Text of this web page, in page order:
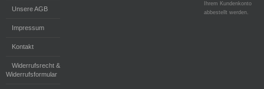
Unsere AGB
Impressum
Kontakt
Widerrufsrecht &
Widerrufsformular
Ihrem Kundenkonto
abbestellt werden.